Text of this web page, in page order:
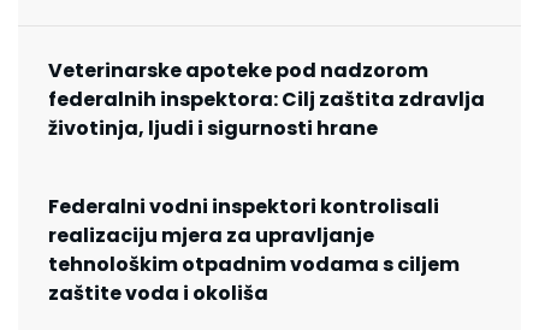
Veterinarske apoteke pod nadzorom
federalnih inspektora: Cilj zaštita zdravlja
životinja, ljudi i sigurnosti hrane
Federalni vodni inspektori kontrolisali
realizaciju mjera za upravljanje
tehnološkim otpadnim vodama s ciljem
zaštite voda i okoliša